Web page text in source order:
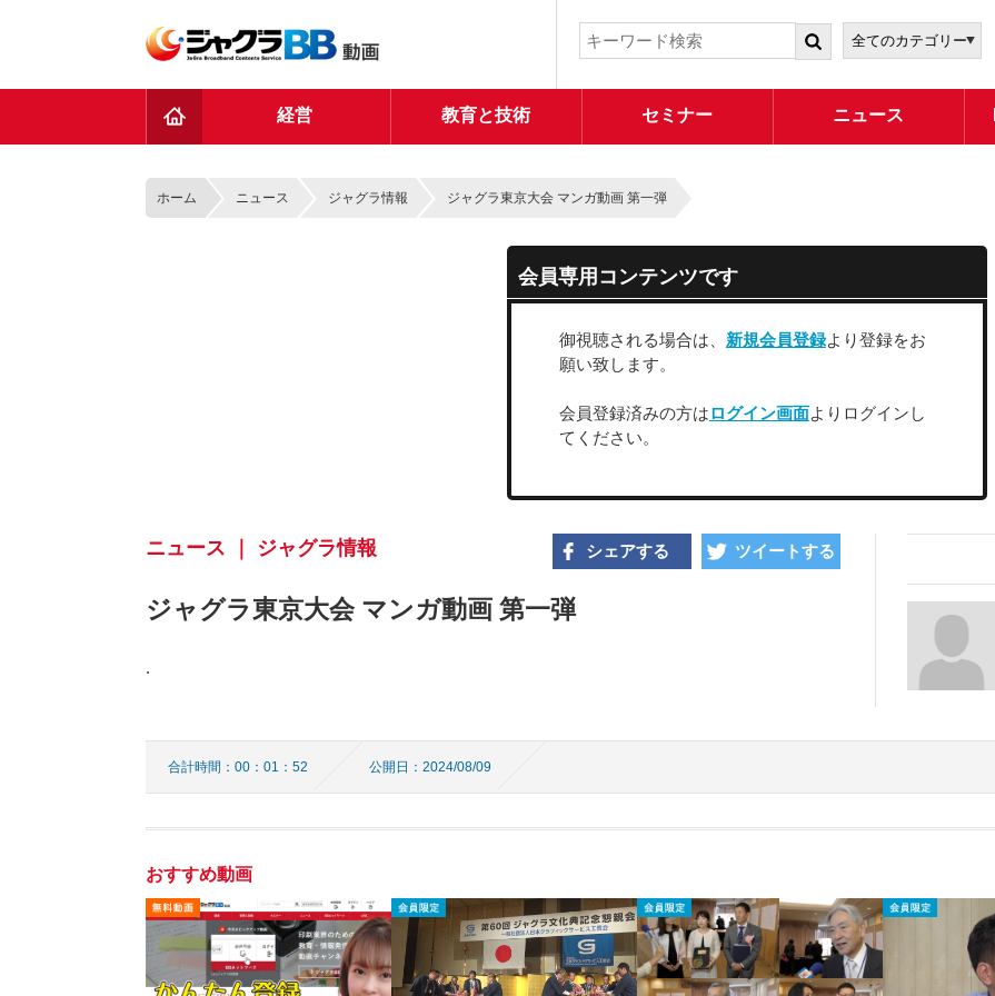
経営 教育と技術 セミナー ニュース
ホーム ニュース ジャグラ情報 ジャグラ東京大会 マンガ動画 第一弾
会員専用コンテンツです
御視聴される場合は、 新規会員登録より登録をお
願い致します。
会員登録済みの方はログイン画面よりログインし
てください。
シェアする ツイートする
ニュース ｜ ジャグラ情報
ジャグラ東京大会 マンガ動画 第一弾
.
合計時間：00：01：52 公開日：2024/08/09
おすすめ動画